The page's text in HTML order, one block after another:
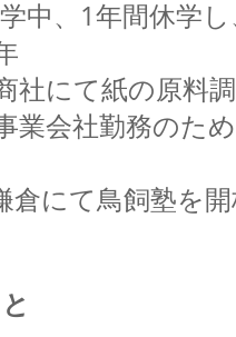
1年間休学し、
て紙の原料調
社勤務のため
にて鳥飼塾を開